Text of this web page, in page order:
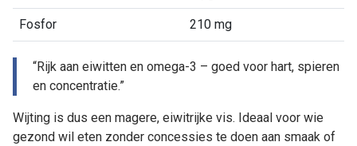
Fosfor 210 mg
“Rijk aan eiwitten en omega-3 – goed voor hart, spieren
en concentratie.”
Wijting is dus een magere, eiwitrijke vis. Ideaal voor wie
gezond wil eten zonder concessies te doen aan smaak of